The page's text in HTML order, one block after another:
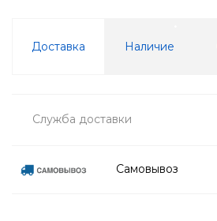
Доставка Наличие
Служба доставки
Самовывоз